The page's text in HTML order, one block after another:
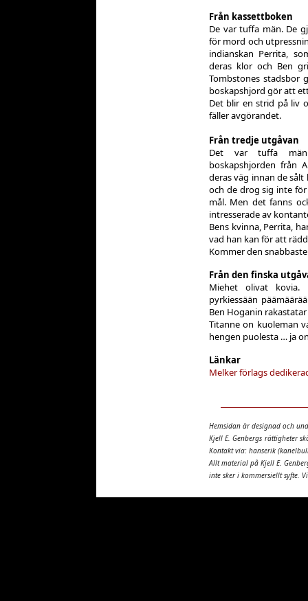
Från kassettboken
De var tuffa män. De
för mord och
indianskan Perrita,
deras klor och Ben
Tombstones stadsbor
boskapshjord gör att
Det blir en strid på liv
fäller avgörandet.
Från tredje utgåvan
Det var tuffa män
boskapshjorden från
deras väg innan de
och de drog sig inte
mål. Men det fanns
intresserade av
Bens kvinna, Perrita,
vad han kan för att
Kommer den
Från den finska
Miehet olivat kovia.
pyrkiessään
Ben Hoganin
Titanne on kuoleman
hengen puolesta … ja
Länkar
Melker förlags
Hemsidan är designad och
Kjell E. Genbergs rättigheter
Kontakt via: hanserik
Allt material på Kjell E.
inte sker i kommersiellt syfte.